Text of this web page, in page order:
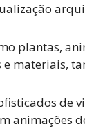
plantas,
materiais,
de
animações